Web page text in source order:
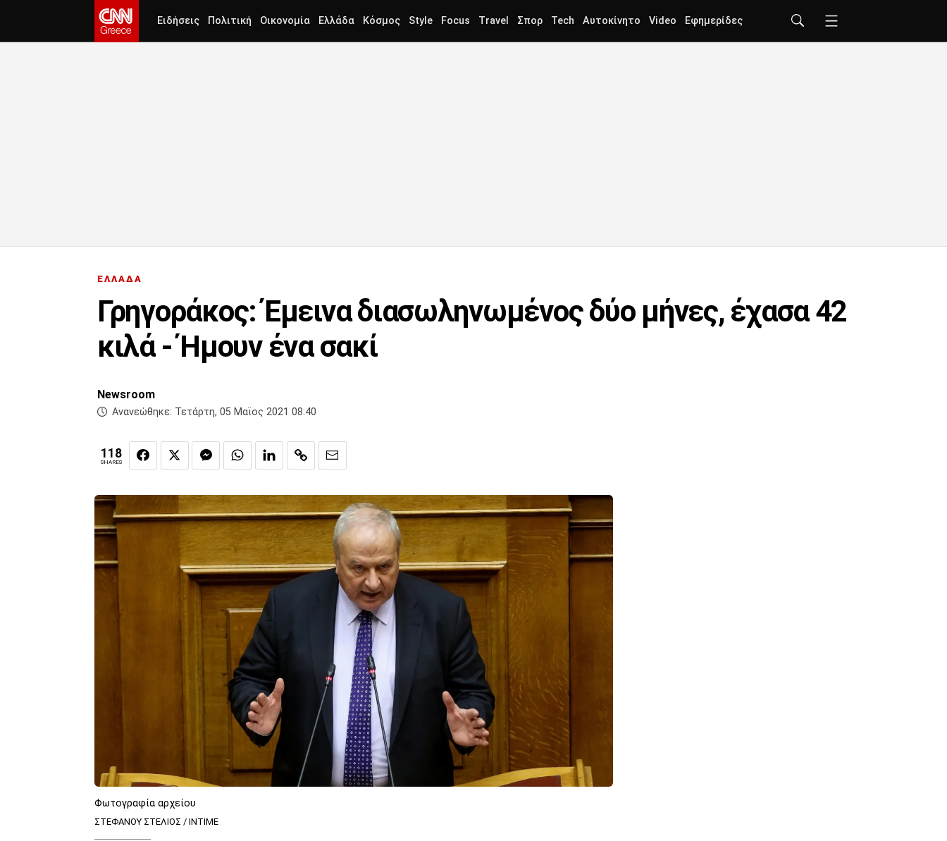
Ειδήσεις Πολιτική Οικονομία Ελλάδα Κόσμος Style Focus Travel Σπορ Tech Αυτοκίνητο Video Εφημερίδες
ΕΛΛΑΔΑ
Γρηγοράκος: Έμεινα διασωληνωμένος δύο μήνες, έχασα 42
κιλά - Ήμουν ένα σακί
Newsroom
Ανανεώθηκε: Τετάρτη, 05 Μαϊος 2021 08:40
118
SHARES
Φωτογραφία αρχείου
ΣΤΕΦΑΝΟΥ ΣΤΕΛΙΟΣ / ΙΝΤΙΜΕ